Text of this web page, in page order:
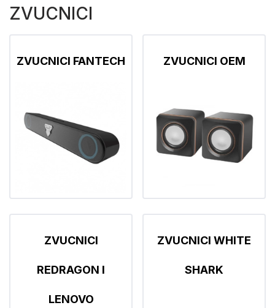
ZVUCNICI
ZVUCNICI FANTECH ZVUCNICI OEM
ZVUCNICI
REDRAGON I
LENOVO
ZVUCNICI WHITE
SHARK